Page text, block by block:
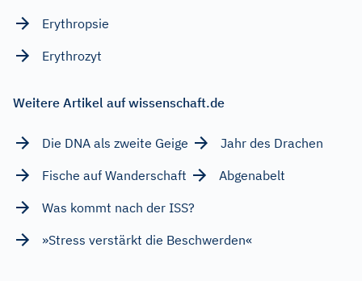
Erythropsie
Erythrozyt
Weitere Artikel auf wissenschaft.de
Die DNA als zweite Geige
Jahr des Drachen
Fische auf Wanderschaft
Abgenabelt
Was kommt nach der ISS?
»Stress verstärkt die Beschwerden«